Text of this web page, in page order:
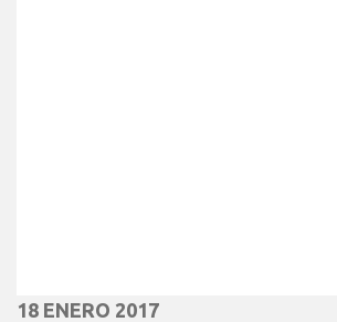
18 ENERO 2017